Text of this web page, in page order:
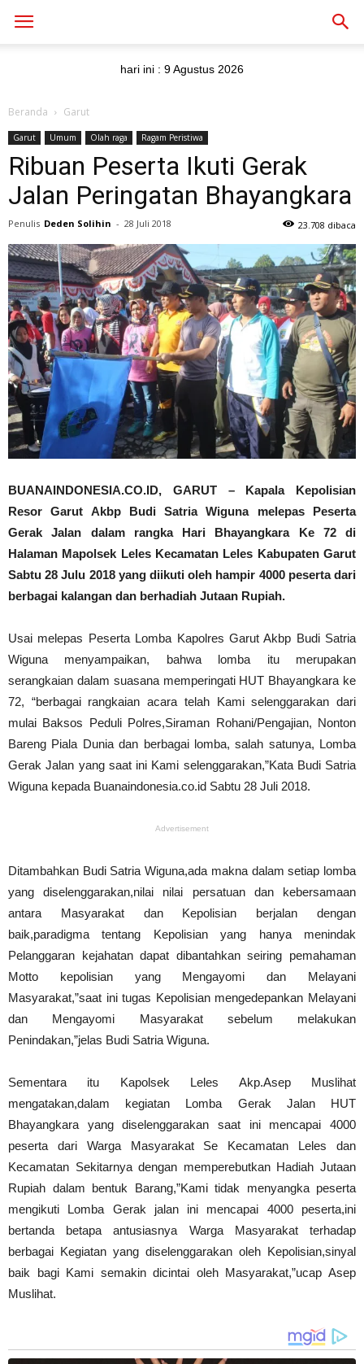
hari ini : 9 Agustus 2026
Beranda Garut
Garut Umum Olah raga Ragam Peristiwa
Ribuan Peserta Ikuti Gerak
Jalan Peringatan Bhayangkara
Penulis Deden Solihin - 28 Juli 2018 23.708 dibaca
BUANAINDONESIA.CO.ID, GARUT – Kapala Kepolisian
Resor Garut Akbp Budi Satria Wiguna melepas Peserta
Gerak Jalan dalam rangka Hari Bhayangkara Ke 72 di
Halaman Mapolsek Leles Kecamatan Leles Kabupaten Garut
Sabtu 28 Julu 2018 yang diikuti oleh hampir 4000 peserta dari
berbagai kalangan dan berhadiah Jutaan Rupiah.
Usai melepas Peserta Lomba Kapolres Garut Akbp Budi Satria
Wiguna menyampaikan, bahwa lomba itu merupakan
serangkaian dalam suasana memperingati HUT Bhayangkara ke
72, “berbagai rangkaian acara telah Kami selenggarakan dari
mulai Baksos Peduli Polres,Siraman Rohani/Pengajian, Nonton
Bareng Piala Dunia dan berbagai lomba, salah satunya, Lomba
Gerak Jalan yang saat ini Kami selenggarakan,”Kata Budi Satria
Wiguna kepada Buanaindonesia.co.id Sabtu 28 Juli 2018.
Advertisement
Ditambahkan Budi Satria Wiguna,ada makna dalam setiap lomba
yang diselenggarakan,nilai nilai persatuan dan kebersamaan
antara Masyarakat dan Kepolisian berjalan dengan
baik,paradigma tentang Kepolisian yang hanya menindak
Pelanggaran kejahatan dapat dibantahkan seiring pemahaman
Motto kepolisian yang Mengayomi dan Melayani
Masyarakat,”saat ini tugas Kepolisian mengedepankan Melayani
dan Mengayomi Masyarakat sebelum melakukan
Penindakan,”jelas Budi Satria Wiguna.
Sementara itu Kapolsek Leles Akp.Asep Muslihat
mengatakan,dalam kegiatan Lomba Gerak Jalan HUT
Bhayangkara yang diselenggarakan saat ini mencapai 4000
peserta dari Warga Masyarakat Se Kecamatan Leles dan
Kecamatan Sekitarnya dengan memperebutkan Hadiah Jutaan
Rupiah dalam bentuk Barang,”Kami tidak menyangka peserta
mengikuti Lomba Gerak jalan ini mencapai 4000 peserta,ini
bertanda betapa antusiasnya Warga Masyarakat terhadap
berbagai Kegiatan yang diselenggarakan oleh Kepolisian,sinyal
baik bagi Kami semakin dicintai oleh Masyarakat,”ucap Asep
Muslihat.